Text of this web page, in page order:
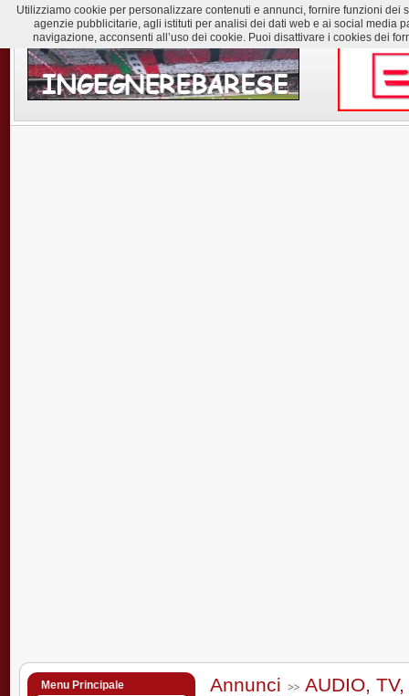
Menu Principale
Annunci AUDIO,
Utilizziamo cookie per personalizzare contenuti e annunci, fornire funzioni
agenzie pubblicitarie, agli istituti per analisi dei dati web e ai social media
navigazione, acconsenti all’uso dei cookie. Puoi disattivare i cookies dei